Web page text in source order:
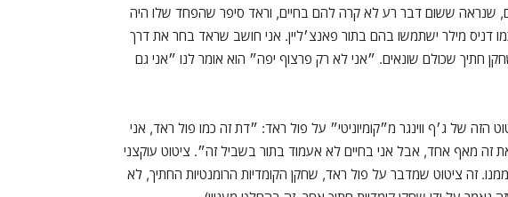
שנראה ששום דבר רע לא קרה להם בחיים, וראד סיפר שהפחד שלו היה
דניס מילר ישתמשו בהם בתור פאנצ׳ליין. אני חושב שראד בחר את דרך
חתיך שכולם שונאים. ״אני לא רק פרצוף יפה״ הוא אומר לנו ״אני גם
הזה של ג׳ף ווינגר מ״קומיוניטי״ על פול ראד: ״דת זה כמו פול ראד, אני
זה מאף אחד, אבל אני בחיים לא אעמוד בתור בשביל זה״. ציטוט עוקצני
זה ציטוט שמדבר על פול ראד, שחקן הקומדיות הרומנטיות החתיך, לא